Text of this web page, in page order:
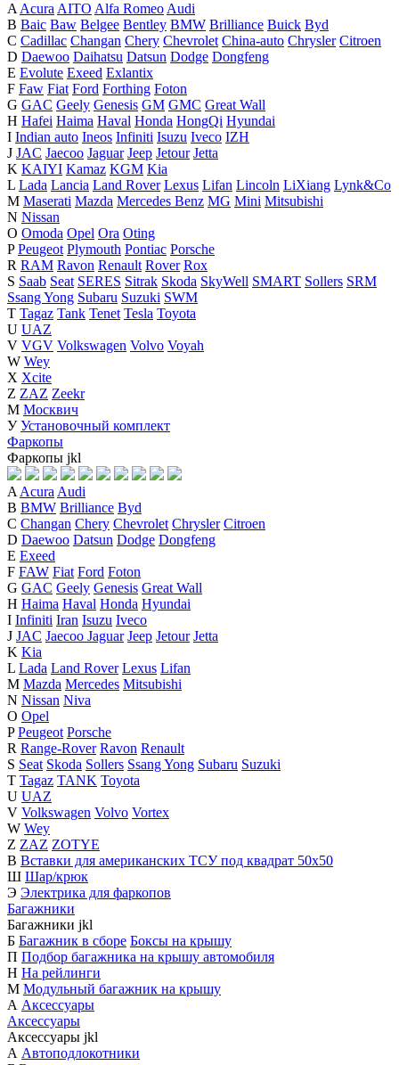
A Acura AITO Alfa Romeo Audi
B Baic Baw Belgee Bentley BMW Brilliance Buick Byd
C Cadillac Changan Chery Chevrolet China-auto Chrysler Citroen
D Daewoo Daihatsu Datsun Dodge Dongfeng
E Evolute Exeed Exlantix
F Faw Fiat Ford Forthing Foton
G GAC Geely Genesis GM GMC Great Wall
H Hafei Haima Haval Honda HongQi Hyundai
I Indian auto Ineos Infiniti Isuzu Iveco IZH
J JAC Jaecoo Jaguar Jeep Jetour Jetta
K KAIYI Kamaz KGM Kia
L Lada Lancia Land Rover Lexus Lifan Lincoln LiXiang Lynk&Co
M Maserati Mazda Mercedes Benz MG Mini Mitsubishi
N Nissan
O Omoda Opel Ora Oting
P Peugeot Plymouth Pontiac Porsche
R RAM Ravon Renault Rover Rox
S Saab Seat SERES Sitrak Skoda SkyWell SMART Sollers SRM
Ssang Yong Subaru Suzuki SWM
T Tagaz Tank Tenet Tesla Toyota
U UAZ
V VGV Volkswagen Volvo Voyah
W Wey
X Xcite
Z ZAZ Zeekr
М Москвич
У Установочный комплект
Фаркопы
Фаркопы jkl
A Acura Audi
B BMW Brilliance Byd
C Changan Chery Chevrolet Chrysler Citroen
D Daewoo Datsun Dodge Dongfeng
E Exeed
F FAW Fiat Ford Foton
G GAC Geely Genesis Great Wall
H Haima Haval Honda Hyundai
I Infiniti Iran Isuzu Iveco
J JAC Jaecoo Jaguar Jeep Jetour Jetta
K Kia
L Lada Land Rover Lexus Lifan
M Mazda Mercedes Mitsubishi
N Nissan Niva
O Opel
P Peugeot Porsche
R Range-Rover Ravon Renault
S Seat Skoda Sollers Ssang Yong Subaru Suzuki
T Tagaz TANK Toyota
U UAZ
V Volkswagen Volvo Vortex
W Wey
Z ZAZ ZOTYE
В Вставки для американских ТСУ под квадрат 50х50
Ш Шар/крюк
Э Электрика для фаркопов
Багажники
Багажники jkl
Б Багажник в сборе Боксы на крышу
П Подбор багажника на крышу автомобиля
Н На рейлинги
М Модульный багажник на крышу
А Аксессуары
Аксессуары
Аксессуары jkl
А Автоподлокотники